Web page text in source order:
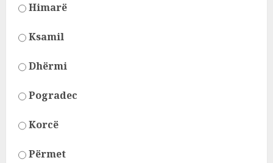
Himarë
Ksamil
Dhërmi
Pogradec
Korcë
Përmet